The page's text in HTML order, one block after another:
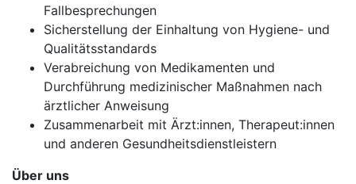
Fallbesprechungen
Sicherstellung der Einhaltung von Hygiene- und
Qualitätsstandards
Verabreichung von Medikamenten und
Durchführung medizinischer Maßnahmen nach
ärztlicher Anweisung
Zusammenarbeit mit Ärzt:innen, Therapeut:innen
und anderen Gesundheitsdienstleistern
Über uns